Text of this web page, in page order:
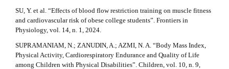
SU, Y. et al. “Effects of blood flow restriction training on muscle fitness
and cardiovascular risk of obese college students”. Frontiers in
Physiology, vol. 14, n. 1, 2024.
SUPRAMANIAM, N.; ZANUDIN, A.; AZMI, N. A. “Body Mass Index,
Physical Activity, Cardiorespiratory Endurance and Quality of Life
among Children with Physical Disabilities”. Children, vol. 10, n. 9,